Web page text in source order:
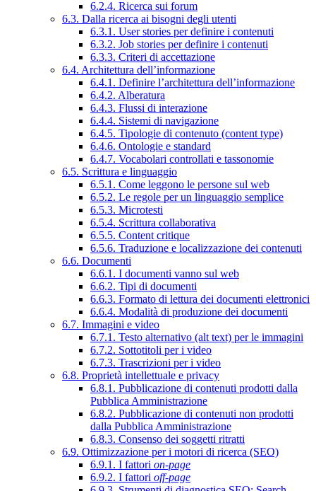
6.2.4. Ricerca sui forum
6.3. Dalla ricerca ai bisogni degli utenti
6.3.1. User stories per definire i contenuti
6.3.2. Job stories per definire i contenuti
6.3.3. Criteri di accettazione
6.4. Architettura dell’informazione
6.4.1. Definire l’architettura dell’informazione
6.4.2. Alberatura
6.4.3. Flussi di interazione
6.4.4. Sistemi di navigazione
6.4.5. Tipologie di contenuto (content type)
6.4.6. Ontologie e standard
6.4.7. Vocabolari controllati e tassonomie
6.5. Scrittura e linguaggio
6.5.1. Come leggono le persone sul web
6.5.2. Le regole per un linguaggio semplice
6.5.3. Microtesti
6.5.4. Scrittura collaborativa
6.5.5. Content critique
6.5.6. Traduzione e localizzazione dei contenuti
6.6. Documenti
6.6.1. I documenti vanno sul web
6.6.2. Tipi di documenti
6.6.3. Formato di lettura dei documenti elettronici
6.6.4. Modalità di produzione dei documenti
6.7. Immagini e video
6.7.1. Testo alternativo (alt text) per le immagini
6.7.2. Sottotitoli per i video
6.7.3. Trascrizioni per i video
6.8. Proprietà intellettuale e privacy
6.8.1. Pubblicazione di contenuti prodotti dalla
Pubblica Amministrazione
6.8.2. Pubblicazione di contenuti non prodotti
dalla Pubblica Amministrazione
6.8.3. Consenso dei soggetti ritratti
6.9. Ottimizzazione per i motori di ricerca (SEO)
6.9.1. I fattori on-page
6.9.2. I fattori off-page